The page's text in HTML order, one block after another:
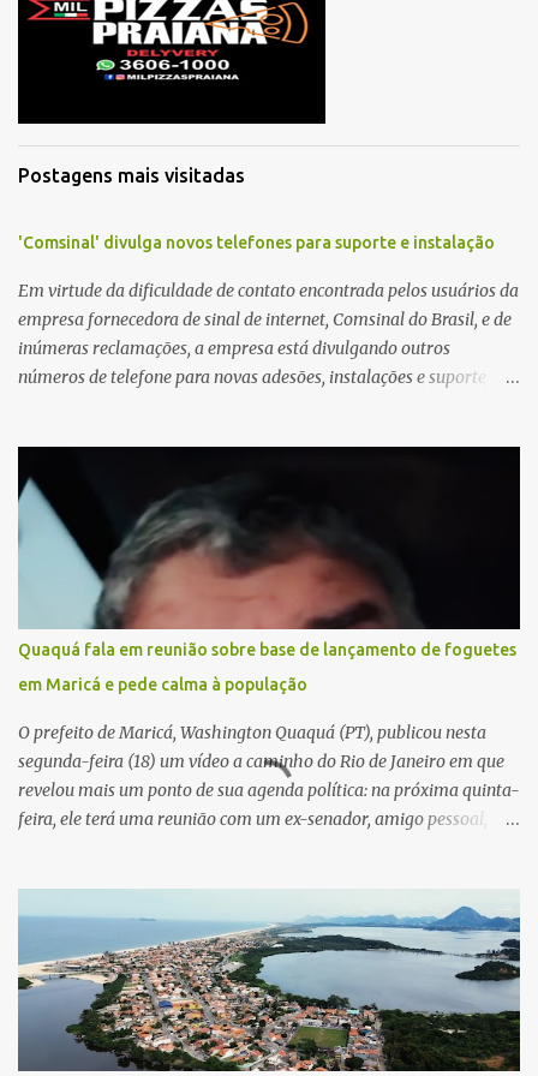
Postagens mais visitadas
'Comsinal' divulga novos telefones para suporte e instalação
Em virtude da dificuldade de contato encontrada pelos usuários da
empresa fornecedora de sinal de internet, Comsinal do Brasil, e de
inúmeras reclamações, a empresa está divulgando outros
números de telefone para novas adesões, instalações e suporte
Quaquá fala em reunião sobre base de lançamento de foguetes
em Maricá e pede calma à população
O prefeito de Maricá, Washington Quaquá (PT), publicou nesta
segunda-feira (18) um vídeo a caminho do Rio de Janeiro em que
revelou mais um ponto de sua agenda política: na próxima quinta-
feira, ele terá uma reunião com um ex-senador, amigo pessoal,
atenção pela ousadia do projeto, que colocaria Maricá em um
novo patamar de visibilidade tecnológica e estratégica. Segundo
Quaquá, a conversa será o início de um debate maior sobre a
viabilidade dessa estrutura na cidade. Durante o vídeo, o prefeito
também respondeu às críticas que vem recebendo. Segundo ele,
muitas pessoas estão dizendo que promete muito, mas não estaria